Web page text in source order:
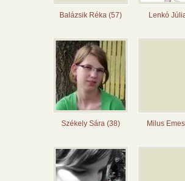
Balázsik Réka (57) Lenkó
Székely Sára (38) Milus